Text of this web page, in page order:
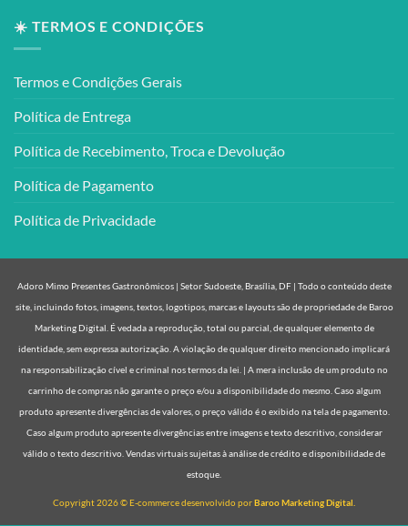
☀️ TERMOS E CONDIÇÕES
Termos e Condições Gerais
Política de Entrega
Política de Recebimento, Troca e Devolução
Política de Pagamento
Política de Privacidade
Adoro Mimo Presentes Gastronômicos | Setor Sudoeste, Brasília, DF | Todo o conteúdo deste
site, incluindo fotos, imagens, textos, logotipos, marcas e layouts são de propriedade de Baroo
Marketing Digital. É vedada a reprodução, total ou parcial, de qualquer elemento de
identidade, sem expressa autorização. A violação de qualquer direito mencionado implicará
na responsabilização cível e criminal nos termos da lei. | A mera inclusão de um produto no
carrinho de compras não garante o preço e/ou a disponibilidade do mesmo. Caso algum
produto apresente divergências de valores, o preço válido é o exibido na tela de pagamento.
Caso algum produto apresente divergências entre imagens e texto descritivo, considerar
válido o texto descritivo. Vendas virtuais sujeitas à análise de crédito e disponibilidade de
estoque.
Copyright 2026 © E-commerce desenvolvido porBaroo Marketing Digital.